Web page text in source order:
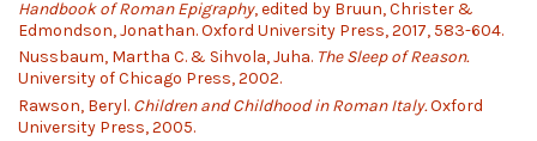
Handbook of Roman Epigraphy, edited by Bruun, Christer &
Edmondson, Jonathan. Oxford University Press, 2017, 583-604.
Nussbaum, Martha C. & Sihvola, Juha. The Sleep of Reason.
University of Chicago Press, 2002.
Rawson, Beryl. Children and Childhood in Roman Italy.Oxford
University Press, 2005.